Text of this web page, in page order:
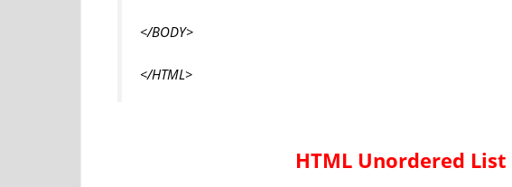
</BODY>
</HTML>
HTML Unordered List